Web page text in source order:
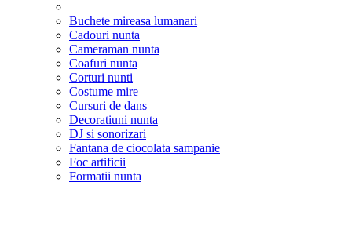
Buchete mireasa lumanari
Cadouri nunta
Cameraman nunta
Coafuri nunta
Corturi nunti
Costume mire
Cursuri de dans
Decoratiuni nunta
DJ si sonorizari
Fantana de ciocolata sampanie
Foc artificii
Formatii nunta